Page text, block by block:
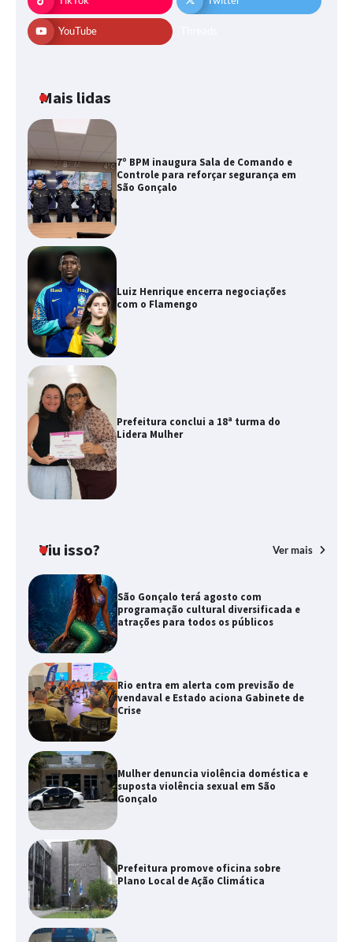
YouTube
Mais lidas
7º BPM inaugura Sala de Comando e
Controle para reforçar segurança em
São Gonçalo
Luiz Henrique encerra negociações
com o Flamengo
Prefeitura conclui a 18ª turma do
Lidera Mulher
Viu isso? Ver mais
São Gonçalo terá agosto com
programação cultural diversificada e
atrações para todos os públicos
Rio entra em alerta com previsão de
vendaval e Estado aciona Gabinete de
Crise
Mulher denuncia violência doméstica e
suposta violência sexual em São
Gonçalo
Prefeitura promove oficina sobre
Plano Local de Ação Climática